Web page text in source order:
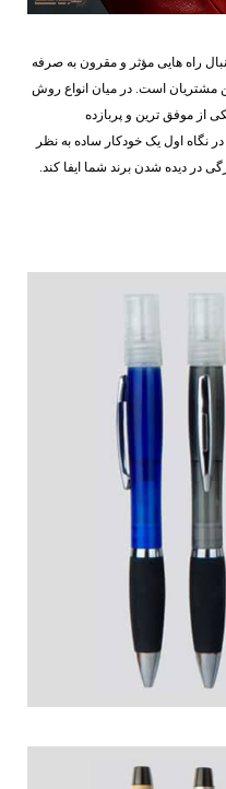
راه ‌هایی مؤثر و مقرون ‌به ‌صرفه
مشتریان است. در میان انواع روش
از موفق ‌ترین و پربازده
اول یک خودکار ساده به نظر
در دیده‌ شدن برند شما ایفا کند.